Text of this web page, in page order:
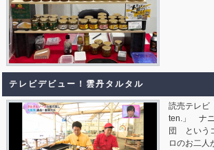
テレビデビュー！雲丹タルタル
読売テレビ
ten.」 ナ
団 という
ロのお二